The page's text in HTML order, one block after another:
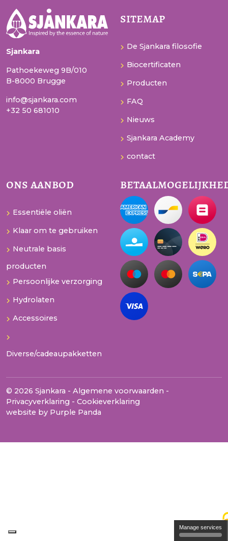
Sjankara
Pathoekeweg 9B/010
B-8000 Brugge
info@sjankara.com
+32 50 681010
sitemap
De Sjankara filosofie
Biocertificaten
Producten
FAQ
Nieuws
Sjankara Academy
contact
ons aanbod
Essentiële oliën
Klaar om te gebruiken
Neutrale basis
producten
Persoonlijke verzorging
Hydrolaten
Accessoires
Diverse/cadeaupakketten
© 2026 Sjankara - Algemene voorwaarden -
Privacyverklaring - Cookieverklaring
website by Purple Panda
Manage services